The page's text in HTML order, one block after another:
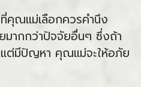
คุณแม่เลือกควรคำนึง
ากกว่าปัจจัยอื่นๆ ซึ่งถ้า
ต่มีปัญหา คุณแม่จะให้อภัย